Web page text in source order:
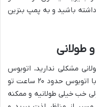
باشید و به پمپ بنزین
طولانی
مشکلی ندارید، اتوبوس
گزینه خوبیه. البته از تهران تا چابهار با اتوبوس حدود ۲۰ ساعت تو
خب خیلی طولانیه و ممکنه